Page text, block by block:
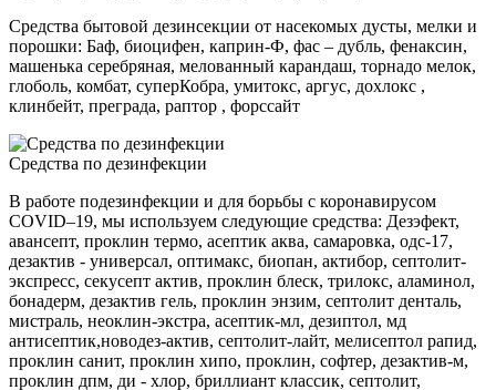
Средства бытовой дезинсекции от насекомых дусты, мелки и
порошки: Баф, биоцифен, каприн-Ф, фас – дубль, фенаксин,
машенька серебряная, мелованный карандаш, торнадо мелок,
глоболь, комбат, суперКобра, умитокс, аргус, дохлокс ,
клинбейт, преграда, раптор , форссайт
Средства по дезинфекции
В работе подезинфекции и для борьбы с коронавирусом
COVID–19, мы используем следующие средства: Дезэфект,
авансепт, проклин термо, асептик аква, самаровка, одс-17,
дезактив - универсал, оптимакс, биопан, актибор, септолит-
экспресс, секусепт актив, проклин блеск, трилокс, аламинол,
бонадерм, дезактив гель, проклин энзим, септолит денталь,
мистраль, неоклин-экстра, асептик-мл, дезиптол, мд
антисептик,новодез-актив, септолит-лайт, мелисептол рапид,
проклин санит, проклин хипо, проклин, софтер, дезактив-м,
проклин дпм, ди - хлор, бриллиант классик, септолит,